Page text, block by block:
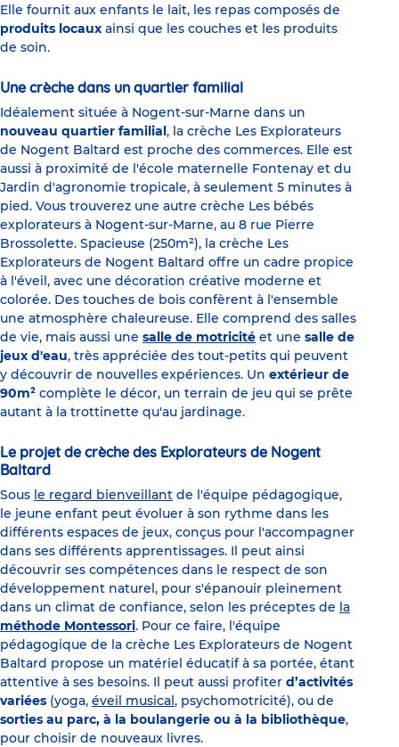
Elle fournit aux enfants le lait, les repas composés de
produits locaux ainsi que les couches et les produits
de soin.
Une crèche dans un quartier familial
Idéalement située à Nogent-sur-Marne dans un
nouveau quartier familial, la crèche Les Explorateurs
de Nogent Baltard est proche des commerces. Elle est
aussi à proximité de l'école maternelle Fontenay et du
Jardin d'agronomie tropicale, à seulement 5 minutes à
pied. Vous trouverez une autre crèche Les bébés
explorateurs à Nogent-sur-Marne, au 8 rue Pierre
Brossolette. Spacieuse (250m²), la crèche Les
Explorateurs de Nogent Baltard offre un cadre propice
à l'éveil, avec une décoration créative moderne et
colorée. Des touches de bois confèrent à l'ensemble
une atmosphère chaleureuse. Elle comprend des salles
de vie, mais aussi une salle de motricité et une salle de
jeux d'eau, très appréciée des tout-petits qui peuvent
y découvrir de nouvelles expériences. Un extérieur de
90m² complète le décor, un terrain de jeu qui se prête
autant à la trottinette qu'au jardinage.
Le projet de crèche des Explorateurs de Nogent
Baltard
Sous le regard bienveillant de l'équipe pédagogique,
le jeune enfant peut évoluer à son rythme dans les
différents espaces de jeux, conçus pour l'accompagner
dans ses différents apprentissages. Il peut ainsi
découvrir ses compétences dans le respect de son
développement naturel, pour s'épanouir pleinement
dans un climat de confiance, selon les préceptes de la
méthode Montessori. Pour ce faire, l'équipe
pédagogique de la crèche Les Explorateurs de Nogent
Baltard propose un matériel éducatif à sa portée, étant
attentive à ses besoins. Il peut aussi profiter d’activités
variées (yoga, éveil musical, psychomotricité), ou de
sorties au parc, à la boulangerie ou à la bibliothèque,
pour choisir de nouveaux livres.